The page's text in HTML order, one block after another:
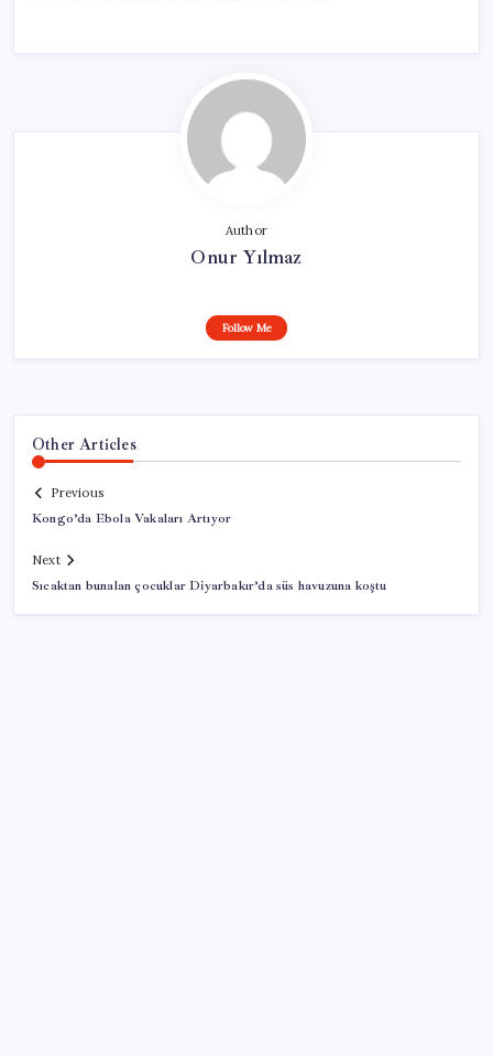
Author
Onur Yılmaz
Follow Me
Other Articles
Previous
Kongo’da Ebola Vakaları Artıyor
Next
Sıcaktan bunalan çocuklar Diyarbakır’da süs havuzuna koştu